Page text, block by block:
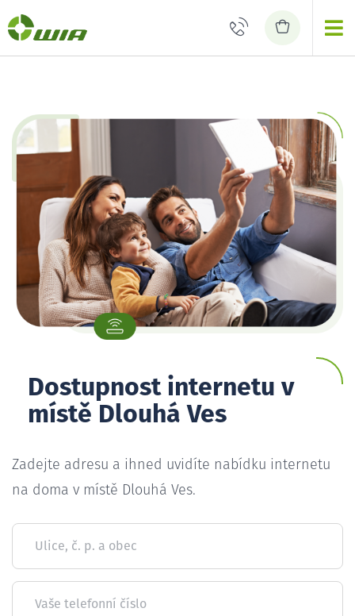
Dostupnost internetu v
místě Dlouhá Ves
Zadejte adresu a ihned uvidíte nabídku internetu
na doma v místě Dlouhá Ves.
Ulice, č. p. a obec
Vaše telefonní číslo